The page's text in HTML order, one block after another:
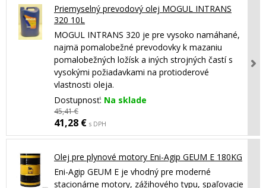
Priemyselný prevodový olej MOGUL INTRANS
320 10L
MOGUL INTRANS 320 je pre vysoko namáhané,
najmä pomalobežné prevodovky k mazaniu
pomalobežných ložísk a iných strojných častí s
vysokými požiadavkami na protioderové
vlastnosti oleja.
Dostupnosť: Na sklade
45,41 €
41,28 € s DPH
Olej pre plynové motory Eni-Agip GEUM E 180KG
Eni-Agip GEUM E je vhodný pre moderné
stacionárne motory, zážihového typu, spaľovacie